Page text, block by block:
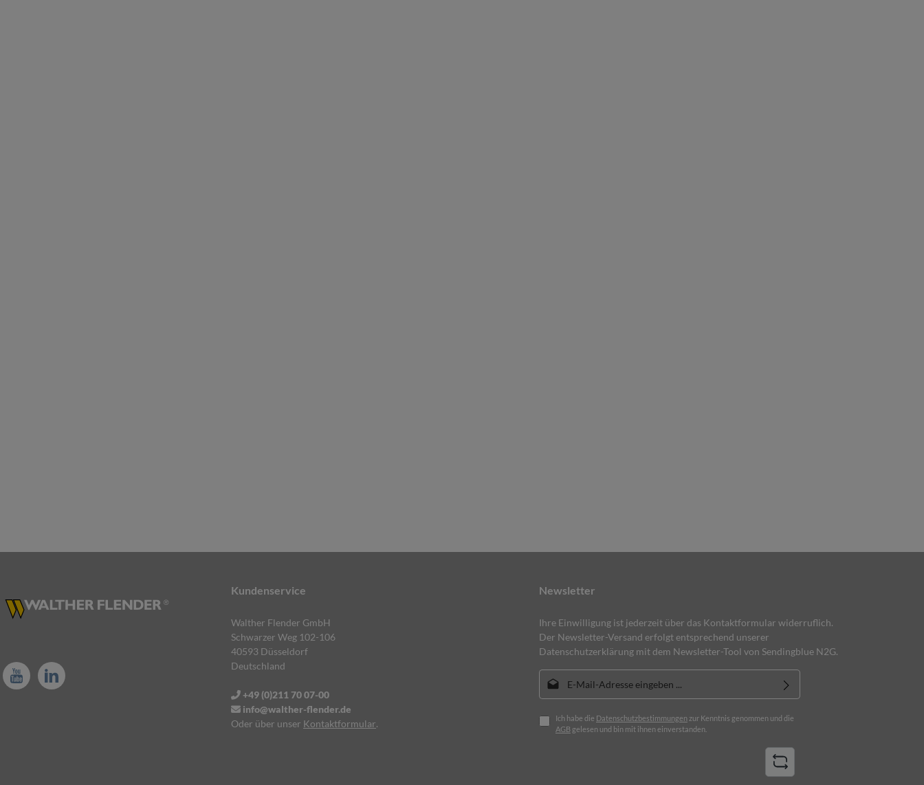
Newsletter
Ihre Einwilligung ist jederzeit über das Kontaktformular widerruflich.
Der Newsletter-Versand erfolgt entsprechend unserer
Datenschutzerklärung mit dem Newsletter-Tool von Sendingblue N2G.
E-Mail-Adresse*
Ich habe die Datenschutzbestimmungen zur Kenntnis genommen und die
AGB gelesen und bin mit ihnen einverstanden.
Kundenservice
Walther Flender GmbH
Schwarzer Weg 102-106
40593 Düsseldorf
Deutschland
+49 (0)211 70 07-00
info@walther-flender.de
Oder über unser Kontaktformular.